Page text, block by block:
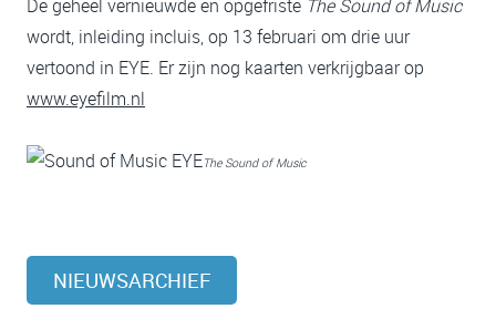
De geheel vernieuwde en opgefriste The Sound of Music
wordt, inleiding incluis, op 13 februari om drie uur
vertoond in EYE. Er zijn nog kaarten verkrijgbaar op
www.eyefilm.nl
The Sound of Music
NIEUWSARCHIEF